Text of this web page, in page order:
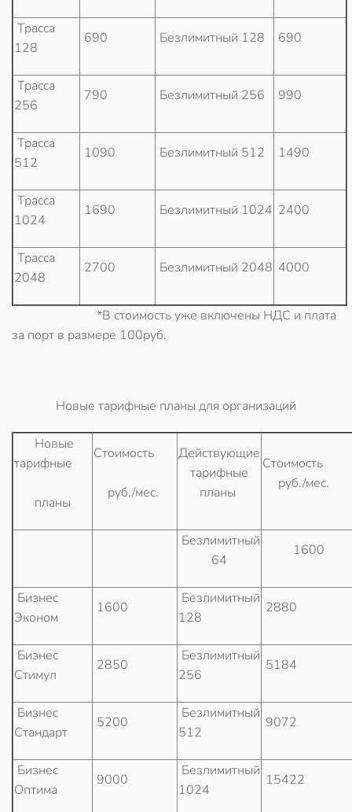
Трасса
128
690 Безлимитный 128 690
Трасса
256
790 Безлимитный 256 990
Трасса
512
1090 Безлимитный 512 1490
Трасса
1024
1690 Безлимитный 1024 2400
Трасса
2048
2700 Безлимитный 2048 4000
*В стоимость уже включены НДС и плата
за порт в размере 100руб.
Новые тарифные планы для организаций
Новые
тарифные
планы
Стоимость
руб./мес.
Действующие
тарифные
планы
Стоимость
руб./мес.
Безлимитный
64
1600
Бизнес
Эконом
1600
Безлимитный
128
2880
Бизнес
Стимул
2850
Безлимитный
256
5184
Бизнес
Стандарт
5200
Безлимитный
512
9072
Бизнес
Оптима
9000
Безлимитный
1024
15422